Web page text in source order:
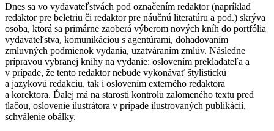
Dnes sa vo vydavateľstvách pod označením redaktor (napríklad
redaktor pre beletriu či redaktor pre náučnú literatúru a pod.) skrýva
osoba, ktorá sa primárne zaoberá výberom nových kníh do portfólia
vydavateľstva, komunikáciou s agentúrami, dohadovaním
zmluvných podmienok vydania, uzatváraním zmlúv. Následne
prípravou vybranej knihy na vydanie: oslovením prekladateľa a
v prípade, že tento redaktor nebude vykonávať štylistickú
a jazykovú redakciu, tak i oslovením externého redaktora
a korektora. Ďalej má na starosti kontrolu zalomeného textu pred
tlačou, oslovenie ilustrátora v prípade ilustrovaných publikácií,
schválenie obálky.